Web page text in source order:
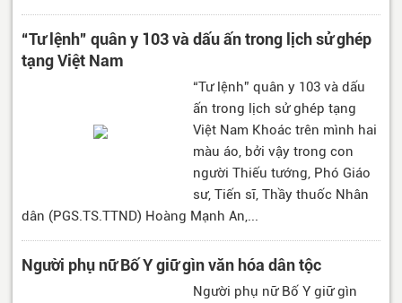
“Tư lệnh” quân y 103 và dấu ấn trong lịch sử ghép
tạng Việt Nam
“Tư lệnh” quân y 103 và dấu
ấn trong lịch sử ghép tạng
Việt Nam Khoác trên mình hai
màu áo, bởi vậy trong con
người Thiếu tướng, Phó Giáo
sư, Tiến sĩ, Thầy thuốc Nhân
dân (PGS.TS.TTND) Hoàng Mạnh An,...
Người phụ nữ Bố Y giữ gìn văn hóa dân tộc
Người phụ nữ Bố Y giữ gìn